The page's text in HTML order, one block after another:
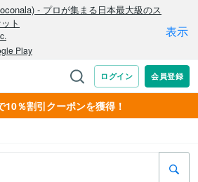
10％割引クーポンを獲得！